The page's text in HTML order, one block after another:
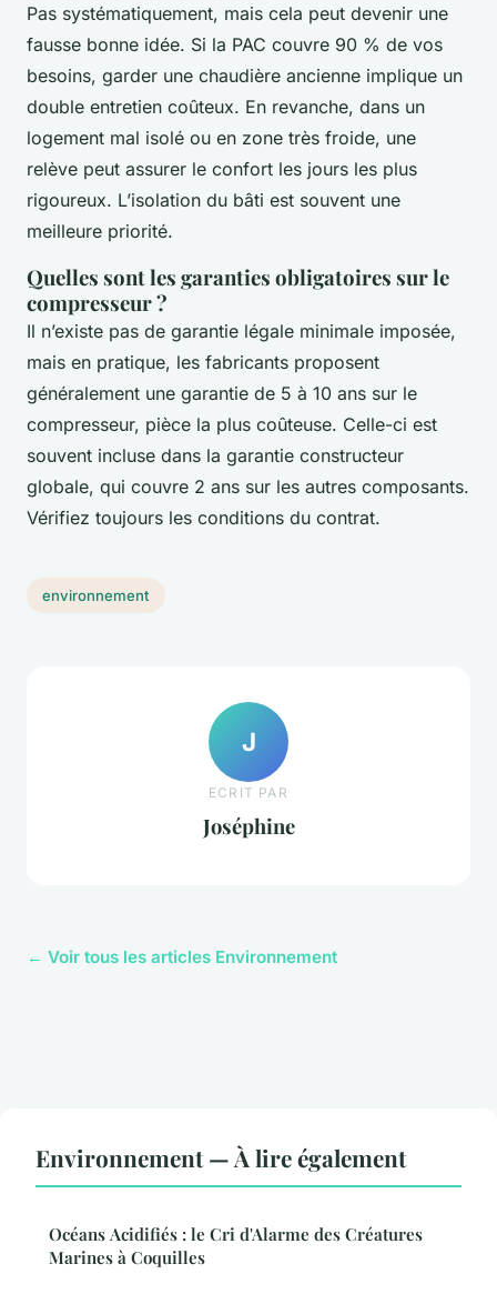
Pas systématiquement, mais cela peut devenir une
fausse bonne idée. Si la PAC couvre 90 % de vos
besoins, garder une chaudière ancienne implique un
double entretien coûteux. En revanche, dans un
logement mal isolé ou en zone très froide, une
relève peut assurer le confort les jours les plus
rigoureux. L’isolation du bâti est souvent une
meilleure priorité.
Quelles sont les garanties obligatoires sur le
compresseur ?
Il n’existe pas de garantie légale minimale imposée,
mais en pratique, les fabricants proposent
généralement une garantie de 5 à 10 ans sur le
compresseur, pièce la plus coûteuse. Celle-ci est
souvent incluse dans la garantie constructeur
globale, qui couvre 2 ans sur les autres composants.
Vérifiez toujours les conditions du contrat.
environnement
J
ECRIT PAR
Joséphine
← Voir tous les articles Environnement
Environnement — À lire également
Océans Acidifiés : le Cri d'Alarme des Créatures
Marines à Coquilles